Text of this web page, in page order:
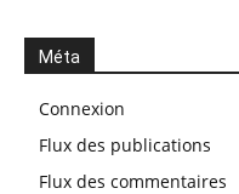
Méta
Connexion
Flux des publications
Flux des commentaires